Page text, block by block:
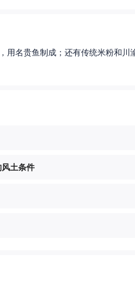
用名贵鱼制成；还有传统米粉和川
土条件